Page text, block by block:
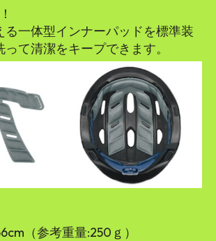
る一体型インナーパッドを標準装
て清潔をキープできます。
（参考重量:250ｇ）